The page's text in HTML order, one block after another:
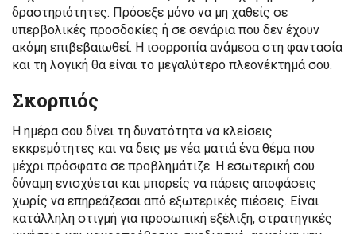
δραστηριότητες. Πρόσεξε μόνο να μη χαθείς σε
υπερβολικές προσδοκίες ή σε σενάρια που δεν έχουν
ακόμη επιβεβαιωθεί. Η ισορροπία ανάμεσα στη φαντασία
και τη λογική θα είναι το μεγαλύτερο πλεονέκτημά σου.
Σκορπιός
Η ημέρα σου δίνει τη δυνατότητα να κλείσεις
εκκρεμότητες και να δεις με νέα ματιά ένα θέμα που
μέχρι πρόσφατα σε προβλημάτιζε. Η εσωτερική σου
δύναμη ενισχύεται και μπορείς να πάρεις αποφάσεις
χωρίς να επηρεάζεσαι από εξωτερικές πιέσεις. Είναι
κατάλληλη στιγμή για προσωπική εξέλιξη, στρατηγικές